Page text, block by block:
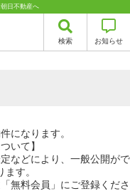
日不動産へ
検索 お知らせ
になります。
いて】
などにより、一般公開がで
す。
無料会員」にご登録くださ